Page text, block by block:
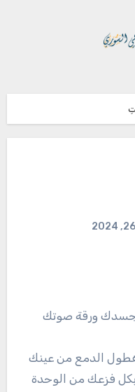
ورقة صوتك
هطول الدمع من عينك
فزعك من الوحدة